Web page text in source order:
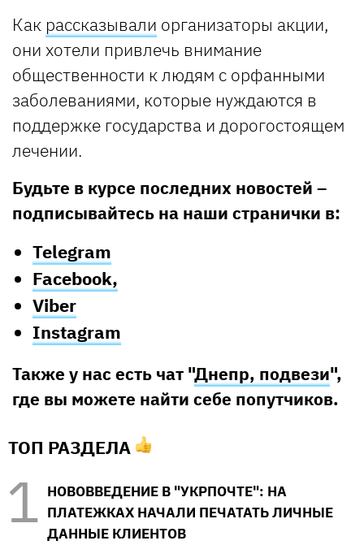
Как рассказывали организаторы акции,
они хотели привлечь внимание
общественности к людям с орфанными
заболеваниями, которые нуждаются в
поддержке государства и дорогостоящем
лечении.
Будьте в курсе последних новостей –
подписывайтесь на наши странички в:
Telegram
Facebook,
Viber
Instagram
Также у нас есть чат "Днепр, подвези",
где вы можете найти себе попутчиков.
ТОП РАЗДЕЛА
НОВОВВЕДЕНИЕ В "УКРПОЧТЕ": НА
ПЛАТЕЖКАХ НАЧАЛИ ПЕЧАТАТЬ ЛИЧНЫЕ
ДАННЫЕ КЛИЕНТОВ